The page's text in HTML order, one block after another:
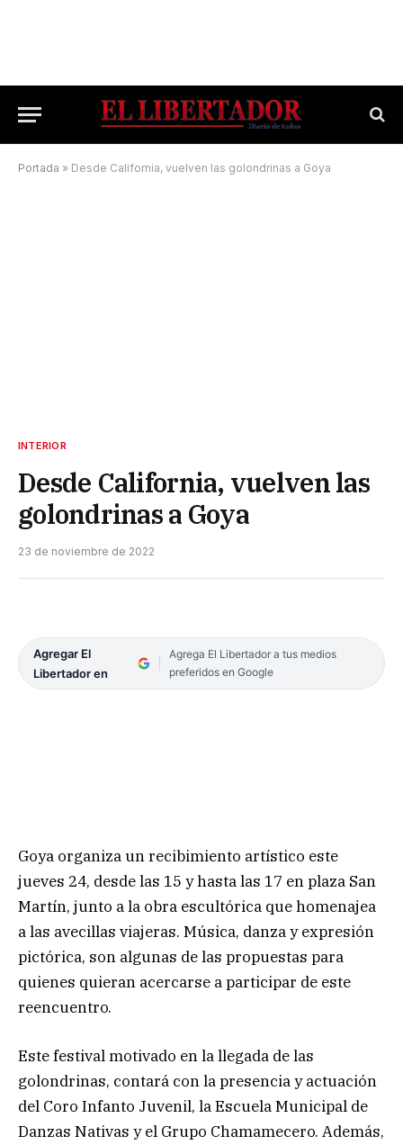
Portada » Desde California, vuelven las golondrinas a Goya
INTERIOR
Desde California, vuelven las
golondrinas a Goya
23 de noviembre de 2022
Agregar El
Libertador en
Agrega El Libertador a tus medios
preferidos en Google
Goya organiza un recibimiento artístico este
jueves 24, desde las 15 y hasta las 17 en plaza San
Martín, junto a la obra escultórica que homenajea
a las avecillas viajeras. Música, danza y expresión
pictórica, son algunas de las propuestas para
quienes quieran acercarse a participar de este
reencuentro.
Este festival motivado en la llegada de las
golondrinas, contará con la presencia y actuación
del Coro Infanto Juvenil, la Escuela Municipal de
Danzas Nativas y el Grupo Chamamecero. Además,